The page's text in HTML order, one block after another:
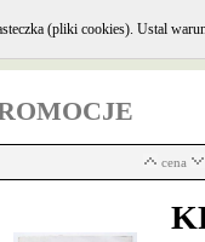
· KOMENTARZE
cena
(pliki cookies). Ustal